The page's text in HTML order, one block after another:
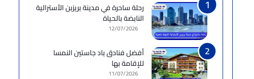
رحلة ساحرة في مدينة بريزبن الأسترالية
النابضة بالحياة
12/07/2026
أفضل فنادق باد جاستين النمسا
للإقامة بها
11/07/2026